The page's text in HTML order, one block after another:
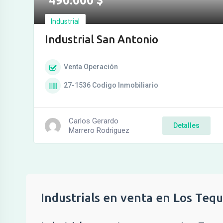
Industrial
Industrial San Antonio
Venta Operación
27-1536 Codigo Inmobiliario
Carlos Gerardo
Marrero Rodriguez
Detalles
Industrials en venta en Los